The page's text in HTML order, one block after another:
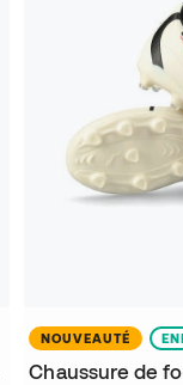
NOUVEAUTÉ